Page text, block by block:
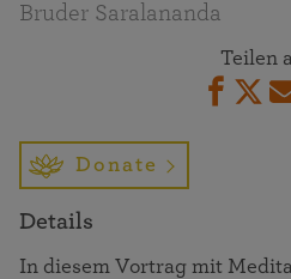
Bruder Saralananda
Teilen
Donate
Details
In diesem Vortrag mit